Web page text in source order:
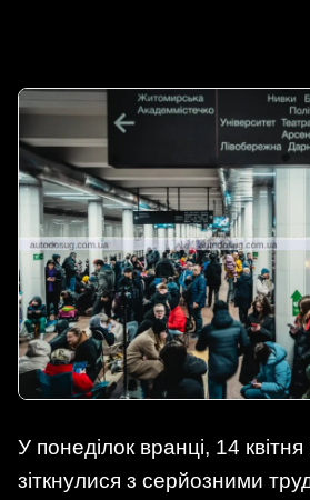
У понеділок вранці, 14
зіткнулися з серйозними